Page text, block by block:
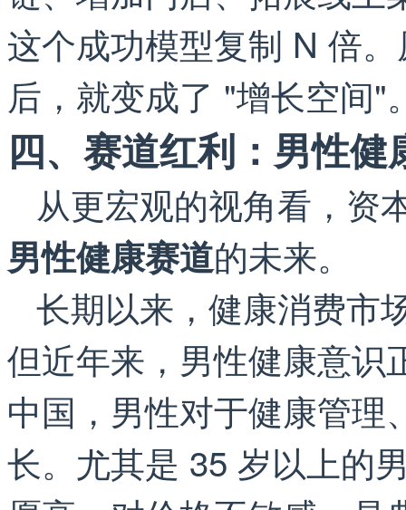
这个成功模型复制 N 倍
后，就变成了 "增长空间"
四、赛道红利：男性
从更宏观的视角看，资
男性健康赛道的未来。
长期以来，健康消费市
但近年来，男性健康意识
中国，男性对于健康管理
长。尤其是 35 岁以上的